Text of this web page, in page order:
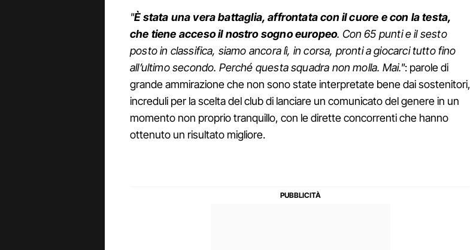
"È stata una vera battaglia, affrontata con il cuore e con la testa,
che tiene acceso il nostro sogno europeo. Con 65 punti e il sesto
posto in classifica, siamo ancora lì, in corsa, pronti a giocarci tutto fino
all’ultimo secondo. Perché questa squadra non molla. Mai.": parole di
grande ammirazione che non sono state interpretate bene dai sostenitori,
increduli per la scelta del club di lanciare un comunicato del genere in un
momento non proprio tranquillo, con le dirette concorrenti che hanno
ottenuto un risultato migliore.